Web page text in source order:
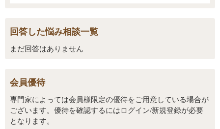
回答した悩み相談一覧
まだ回答はありません
会員優待
専門家によっては会員様限定の優待をご用意している場合が
ございます。優待を確認するにはログイン/新規登録が必要
となります。